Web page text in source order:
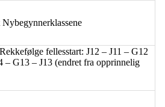
fellesstart: J12 – J11 – G12
– G13 – J13 (endret fra opprinnelig